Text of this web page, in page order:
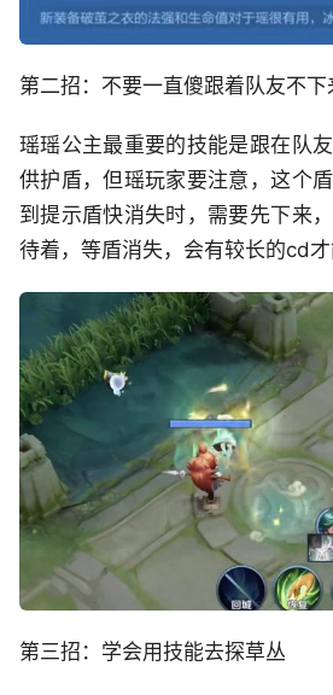
第二招：不要一直傻跟着队友不下
瑶瑶公主最重要的技能是跟在队
供护盾，但瑶玩家要注意，这个
到提示盾快消失时，需要先下来
待着，等盾消失，会有较长的cd才
第三招：学会用技能去探草丛